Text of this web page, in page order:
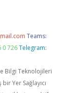
Teams:
0 726 Telegram:
Bilgi Teknolojileri
Yer Sağlayıcı